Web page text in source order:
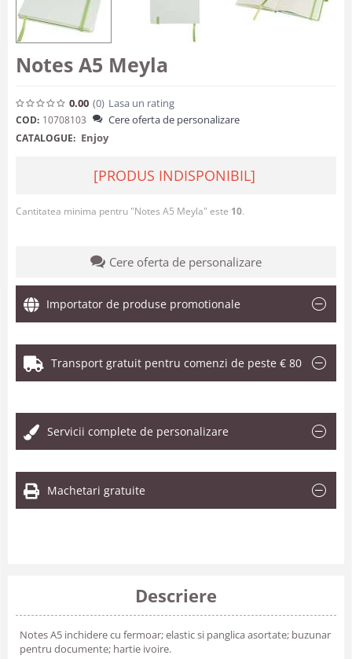
Notes A5 Meyla
0.00 (0) Lasa un rating
COD: 10708103 Cere oferta de personalizare
CATALOGUE: Enjoy
[PRODUS INDISPONIBIL]
Cantitatea minima pentru "Notes A5 Meyla" este 10.
Cere oferta de personalizare
Importator de produse promotionale
Transport gratuit pentru comenzi de peste € 80
Servicii complete de personalizare
Machetari gratuite
Descriere
Notes A5 inchidere cu fermoar; elastic si panglica asortate; buzunar
pentru documente; hartie ivoire.